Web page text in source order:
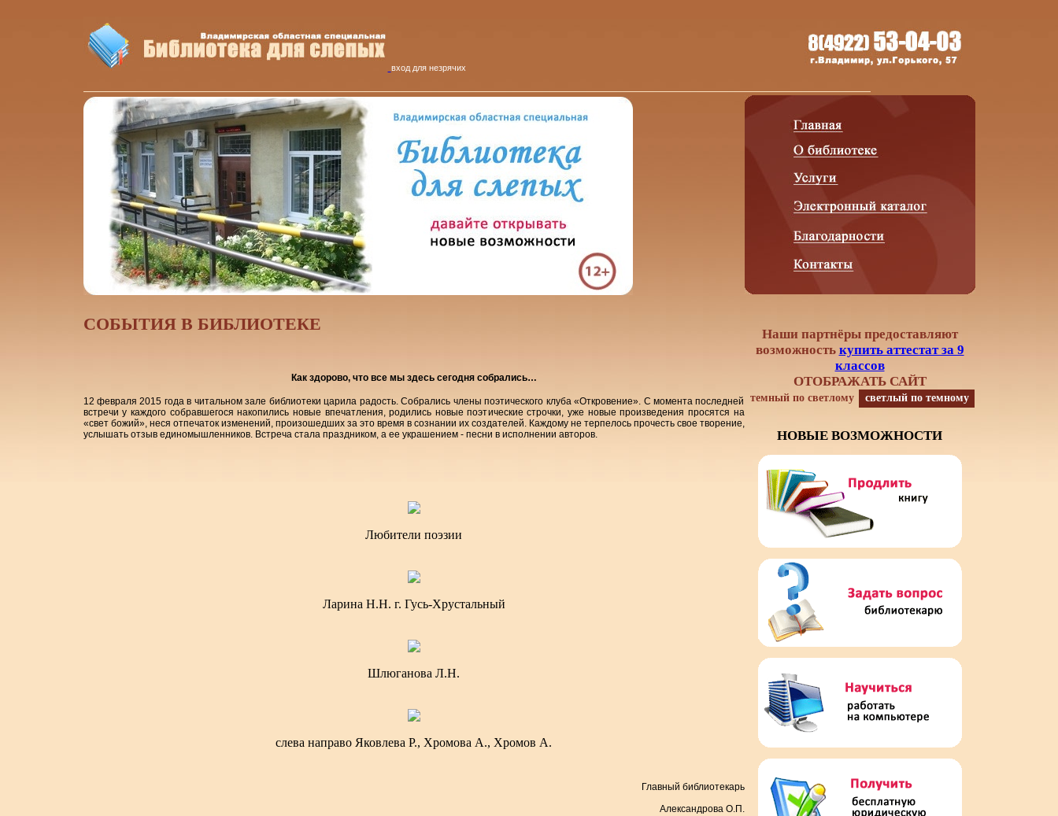
вход для незрячих
CОБЫТИЯ В БИБЛИОТЕКЕ
Как здорово, что все мы здесь сегодня собрались…
12 февраля 2015 года в читальном зале библиотеки царила радость. Собрались члены поэтического клуба «Откровение». С момента последней
встречи у каждого собравшегося накопились новые впечатления, родились новые поэтические строчки, уже новые произведения просятся на
«свет божий», неся отпечаток изменений, произошедших за это время в сознании их создателей. Каждому не терпелось прочесть свое творение,
услышать отзыв единомышленников. Встреча стала праздником, а ее украшением - песни в исполнении авторов.
Любители поэзии
Ларина Н.Н. г. Гусь-Хрустальный
Шлюганова Л.Н.
слева направо Яковлева Р., Хромова А., Хромов А.
Главный библиотекарь
Александрова О.П.
Наши партнёры предоставляют
возможность купить аттестат за 9
классов
ОТОБРАЖАТЬ САЙТ
темный по светлому светлый по темному
НОВЫЕ ВОЗМОЖНОСТИ